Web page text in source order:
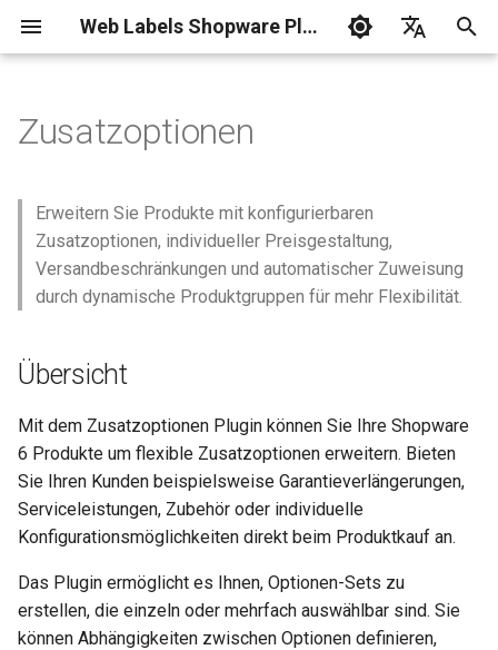
Web Labels Shopware Plugins
i
i
n
i
i
a
Zusatzoptionen
Erweitern Sie Produkte mit konfigurierbaren
Zusatzoptionen, individueller Preisgestaltung,
Versandbeschränkungen und automatischer Zuweisung
durch dynamische Produktgruppen für mehr Flexibilität.
Übersicht
Mit dem Zusatzoptionen Plugin können Sie Ihre Shopware
6 Produkte um flexible Zusatzoptionen erweitern. Bieten
Sie Ihren Kunden beispielsweise Garantieverlängerungen,
Serviceleistungen, Zubehör oder individuelle
Konfigurationsmöglichkeiten direkt beim Produktkauf an.
Das Plugin ermöglicht es Ihnen, Optionen-Sets zu
erstellen, die einzeln oder mehrfach auswählbar sind. Sie
können Abhängigkeiten zwischen Optionen definieren,